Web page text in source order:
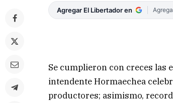
Agregar El Libertador en
Se cumplieron con creces las
intendente Hormaechea
productores; asimismo,